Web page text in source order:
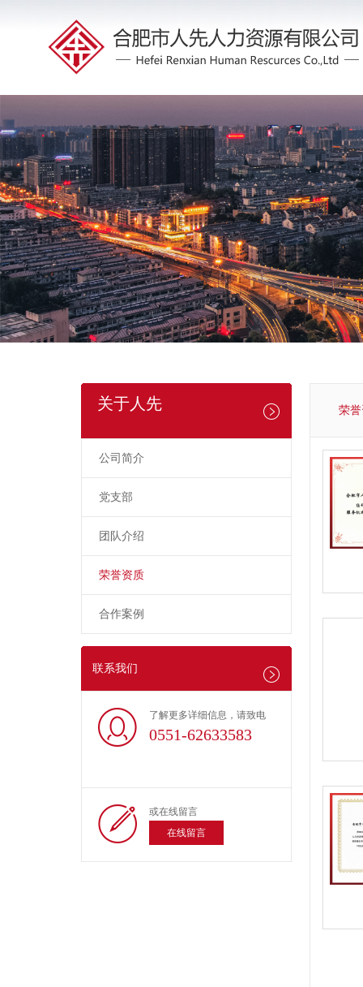
关于人先
公司简介
党支部
团队介绍
荣誉资质
合作案例
联系我们
了解更多详细信息，请致电
0551-62633583
或在线留言
在线留言
荣